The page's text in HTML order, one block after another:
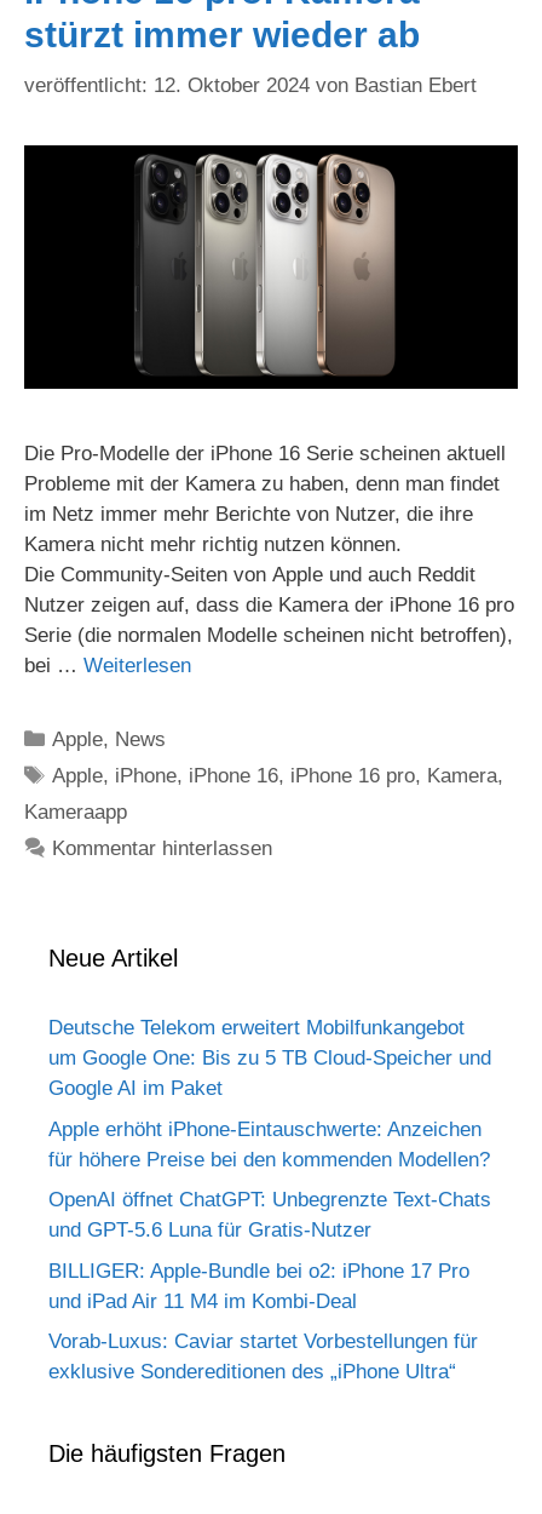
stürzt immer wieder ab
12. Oktober 2024 von Bastian Ebert
Die Pro-Modelle der iPhone 16 Serie scheinen aktuell
Probleme mit der Kamera zu haben, denn man findet
im Netz immer mehr Berichte von Nutzer, die ihre
Kamera nicht mehr richtig nutzen können.
Die Community-Seiten von Apple und auch Reddit
Nutzer zeigen auf, dass die Kamera der iPhone 16 pro
Serie (die normalen Modelle scheinen nicht betroffen),
bei … Weiterlesen
Kategorien
Apple, News
Schlagwörter
Apple, iPhone, iPhone 16, iPhone 16 pro, Kamera,
Kameraapp
Kommentar hinterlassen
Neue Artikel
Deutsche Telekom erweitert Mobilfunkangebot
um Google One: Bis zu 5 TB Cloud-Speicher und
Google AI im Paket
Apple erhöht iPhone-Eintauschwerte: Anzeichen
für höhere Preise bei den kommenden Modellen?
OpenAI öffnet ChatGPT: Unbegrenzte Text-Chats
und GPT-5.6 Luna für Gratis-Nutzer
BILLIGER: Apple-Bundle bei o2: iPhone 17 Pro
und iPad Air 11 M4 im Kombi-Deal
Vorab-Luxus: Caviar startet Vorbestellungen für
exklusive Sondereditionen des „iPhone Ultra“
Die häufigsten Fragen